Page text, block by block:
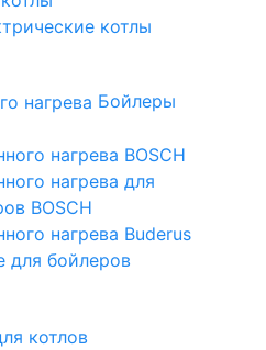
котлы
Бойлеры
нагрева BOSCH
нагрева для
BOSCH
нагрева Buderus
для бойлеров